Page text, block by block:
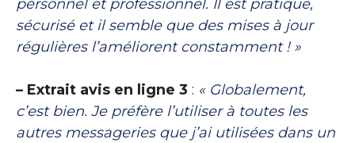
personnel et professionnel. Il est pratique,
sécurisé et il semble que des mises à jour
régulières l’améliorent constamment ! »
– Extrait avis en ligne 3 : « Globalement,
c’est bien. Je préfère l’utiliser à toutes les
autres messageries que j’ai utilisées dans un